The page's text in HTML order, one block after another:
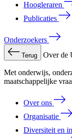
Hoogleraren
Publicaties
Onderzoekers
Terug Over de
Met onderwijs,
maatschappelijke
Over ons
Organisatie
Diversiteit en